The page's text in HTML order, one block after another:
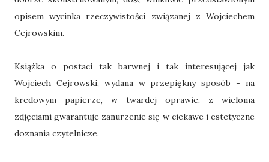
opisem wycinka rzeczywistości związanej z Wojciechem
Cejrowskim.
Książka o postaci tak barwnej i tak interesującej jak
Wojciech Cejrowski, wydana w przepiękny sposób - na
kredowym papierze, w twardej oprawie, z wieloma
zdjęciami gwarantuje zanurzenie się w ciekawe i estetyczne
doznania czytelnicze.